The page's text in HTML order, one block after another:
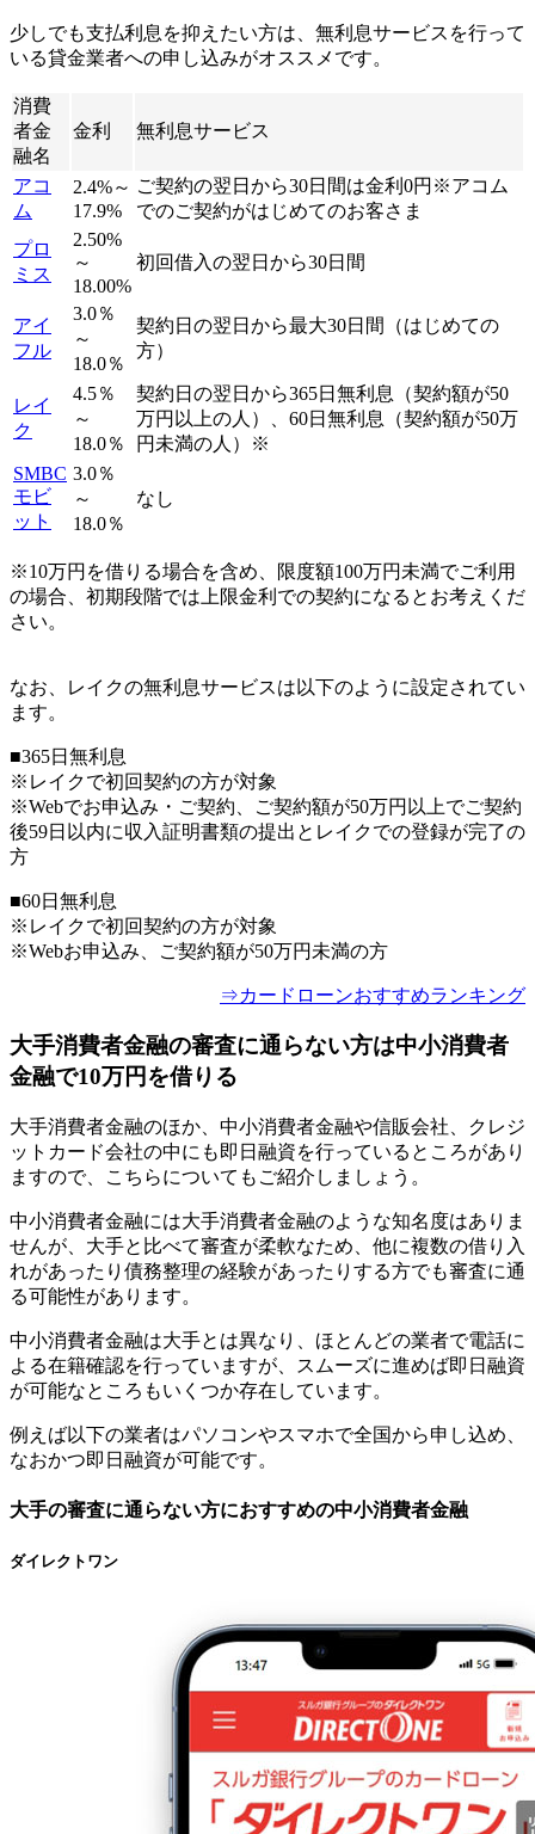
少しでも支払利息を抑えたい方は、無利息サービスを行って
いる貸金業者への申し込みがオススメです。
消費
者金
融名
金利 無利息サービス
アコ
ム
2.4%～
17.9%
ご契約の翌日から30日間は金利0円※アコム
でのご契約がはじめてのお客さま
プロ
ミス
2.50%
～
18.00%
初回借入の翌日から30日間
アイ
フル
3.0％
～
18.0％
契約日の翌日から最大30日間（はじめての
方）
レイ
ク
4.5％
～
18.0％
契約日の翌日から365日無利息（契約額が50
万円以上の人）、60日無利息（契約額が50万
円未満の人）※
SMBC
モビ
ット
3.0％
～
18.0％
なし
※10万円を借りる場合を含め、限度額100万円未満でご利用
の場合、初期段階では上限金利での契約になるとお考えくだ
さい。
なお、レイクの無利息サービスは以下のように設定されてい
ます。
■365日無利息
※レイクで初回契約の方が対象
※Webでお申込み・ご契約、ご契約額が50万円以上でご契約
後59日以内に収入証明書類の提出とレイクでの登録が完了の
方
■60日無利息
※レイクで初回契約の方が対象
※Webお申込み、ご契約額が50万円未満の方
⇒カードローンおすすめランキング
大手消費者金融の審査に通らない方は中小消費者
金融で10万円を借りる
大手消費者金融のほか、中小消費者金融や信販会社、クレジ
ットカード会社の中にも即日融資を行っているところがあり
ますので、こちらについてもご紹介しましょう。
中小消費者金融には大手消費者金融のような知名度はありま
せんが、大手と比べて審査が柔軟なため、他に複数の借り入
れがあったり債務整理の経験があったりする方でも審査に通
る可能性があります。
中小消費者金融は大手とは異なり、ほとんどの業者で電話に
よる在籍確認を行っていますが、スムーズに進めば即日融資
が可能なところもいくつか存在しています。
例えば以下の業者はパソコンやスマホで全国から申し込め、
なおかつ即日融資が可能です。
大手の審査に通らない方におすすめの中小消費者金融
ダイレクトワン